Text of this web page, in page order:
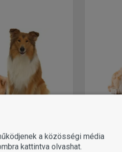
KUTYÁKNAKa közösségi média
kattintva olvashat.